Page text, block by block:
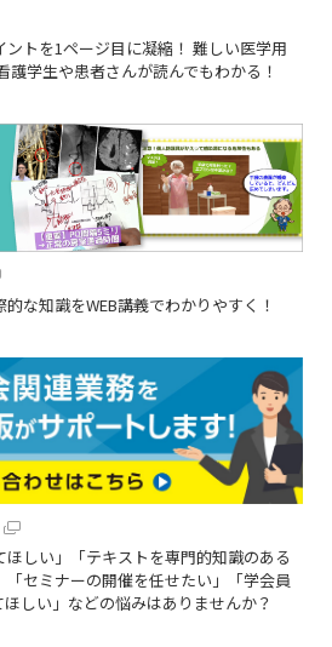
トを1ページ目に凝縮！ 難しい医学用
護学生や患者さんが読んでもわかる！
な知識をWEB講義でわかりやすく！
ほしい」「テキストを専門的知識のある
セミナーの開催を任せたい」「学会員
しい」などの悩みはありませんか？